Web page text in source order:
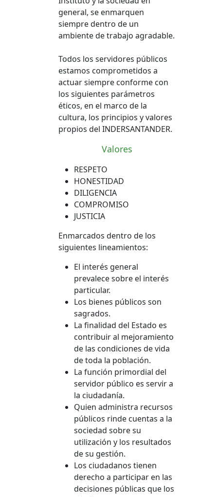
general, se enmarquen
siempre dentro de un
ambiente de trabajo agradable.
Todos los servidores públicos
estamos comprometidos a
actuar siempre conforme con
los siguientes parámetros
éticos, en el marco de la
cultura, los principios y valores
propios del INDERSANTANDER.
Valores
RESPETO
HONESTIDAD
DILIGENCIA
COMPROMISO
JUSTICIA
Enmarcados dentro de los
siguientes lineamientos:
El interés general
prevalece sobre el interés
particular.
Los bienes públicos son
sagrados.
La finalidad del Estado es
contribuir al mejoramiento
de las condiciones de vida
de toda la población.
La función primordial del
servidor público es servir a
la ciudadanía.
Quien administra recursos
públicos rinde cuentas a la
sociedad sobre su
utilización y los resultados
de su gestión.
Los ciudadanos tienen
derecho a participar en las
decisiones públicas que los